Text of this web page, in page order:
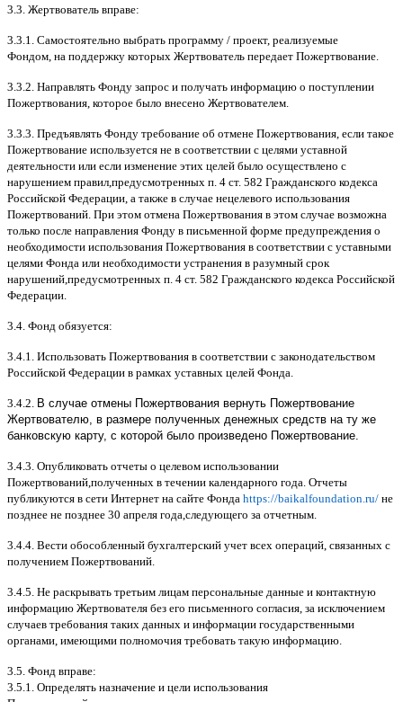
3.3. Жертвователь вправе:
3.3.1. Самостоятельно выбрать программу / проект, реализуемые
Фондом на поддержку которых Жертвователь передает Пожертвование
3.3.2. Направлять Фонду запрос и получать информацию о поступлении
Пожертвования которое было внесено Жертвователем
3.3.3. Предъявлять Фонду требование об отмене Пожертвования если такое
Пожертвование используется не в соответствии с целями уставной
деятельности или если изменение этих целей было осуществлено с
нарушением правил предусмотренных п . 4 ст. 582 Гражданского кодекса
Российской Федерации а также в случае нецелевого использования
Пожертвований При этом отмена Пожертвования в этом случае возможна
только после направления Фонду в письменной форме предупреждения о
необходимости использования Пожертвования в соответствии с уставными
целями Фонда или необходимости устранения в разумный срок
нарушений предусмотренных п . 4 ст. 582 Гражданского кодекса Российской
Федерации
3.4. Фонд обязуется:
3.4.1. Использовать Пожертвования в соответствии с законодательством
Российской Федерации в рамках уставных целей Фонда
3.4.2. В случае отмены Пожертвования вернуть Пожертвование
Жертвователю, в размере полученных денежных средств на ту же
банковскую карту, с которой было произведено Пожертвование.
3.4.3. Опубликовать отчеты о целевом использовании
Пожертвований полученных в течении календарного года Отчеты
публикуются в сети Интернет на сайте Фонда https://baikalfoundation.ru/ не
позднее не позднее 30 апреля года следующего за отчетным
3.4.4. Вести обособленный бухгалтерский учет всех операций связанных с
получением Пожертвований
3.4.5. Не раскрывать третьим лицам персональные данные и контактную
информацию Жертвователя без его письменного согласия за исключением
случаев требования таких данных и информации государственными
органами имеющими полномочия требовать такую информацию
3.5. Фонд вправе:
3.5.1. Определять назначение и цели использования